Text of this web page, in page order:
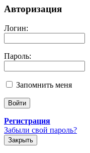
Авторизация
Логин:
Пароль:
Запомнить меня
Регистрация
Забыли свой пароль?
Закрыть